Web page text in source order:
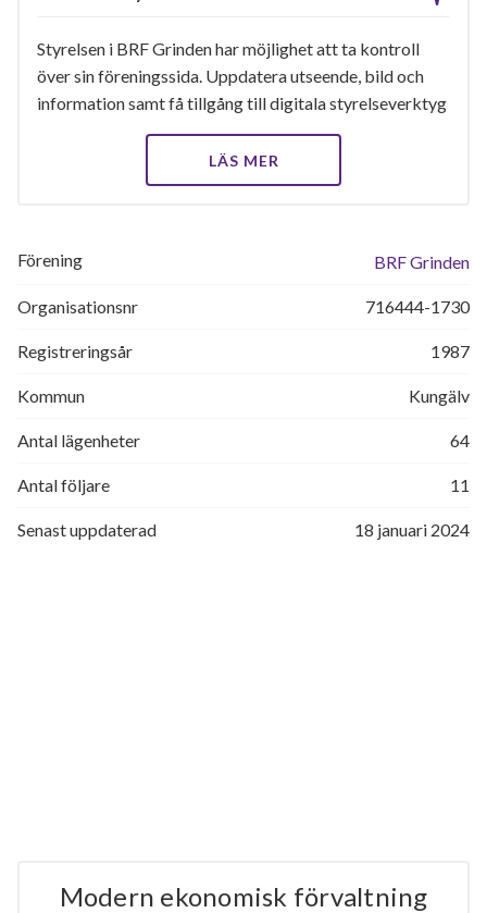
Styrelsen i BRF Grinden har möjlighet att ta kontroll
över sin föreningssida. Uppdatera utseende, bild och
information samt få tillgång till digitala styrelseverktyg
LÄS MER
Förening BRF Grinden
Organisationsnr 716444-1730
Registreringsår 1987
Kommun Kungälv
Antal lägenheter 64
Antal följare 11
Senast uppdaterad 18 januari 2024
Modern ekonomisk förvaltning